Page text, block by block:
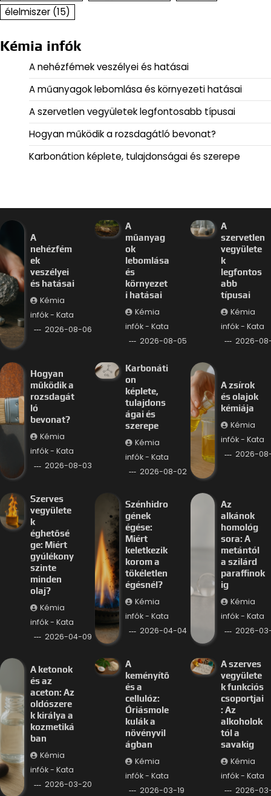
élelmiszer (15)
Kémia infók
A nehézfémek veszélyei és hatásai
A műanyagok lebomlása és környezeti hatásai
A szervetlen vegyületek legfontosabb típusai
Hogyan működik a rozsdagátló bevonat?
Karbonátion képlete, tulajdonságai és szerepe
A
nehézfém
ek
veszélyei
és hatásai
Kémia
infók - Kata
2026-08-06
A
műanyag
ok
lebomlása
és
környezet
i hatásai
Kémia
infók - Kata
2026-08-05
A
szervetlen
vegyülete
k
legfontos
abb
típusai
Kémia
infók - Kata
2026-
Hogyan
működik a
rozsdagát
ló
bevonat?
Kémia
infók - Kata
2026-08-03
Karbonáti
on
képlete,
tulajdons
ágai és
szerepe
Kémia
infók - Kata
2026-08-02
A zsírok
és olajok
kémiája
Kémia
infók - Kata
2026-
Szerves
vegyülete
k
éghetősé
ge: Miért
gyúlékony
szinte
minden
olaj?
Kémia
infók - Kata
2026-04-09
Szénhidro
gének
égése:
Miért
keletkezik
korom a
tökéletlen
égésnél?
Kémia
infók - Kata
2026-04-04
Az
alkánok
homológ
sora: A
metántól
a szilárd
paraffinok
ig
Kémia
infók - Kata
2026-
A ketonok
és az
aceton: Az
oldószere
k királya a
kozmetiká
ban
Kémia
infók - Kata
2026-03-20
A
keményítő
és a
cellulóz:
Óriásmole
kulák a
növényvil
ágban
Kémia
infók - Kata
2026-03-19
A szerves
vegyülete
k funkciós
csoportjai
: Az
alkoholok
tól a
savakig
Kémia
infók - Kata
2026-